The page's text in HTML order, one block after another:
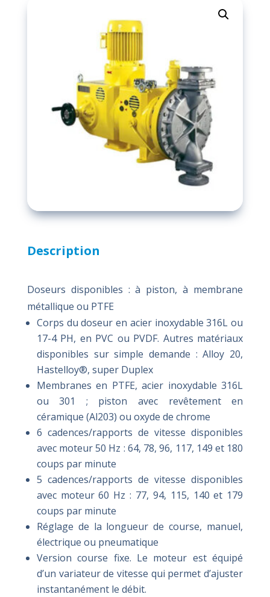
Description
Doseurs disponibles : à piston, à membrane
métallique ou PTFE
Corps du doseur en acier inoxydable 316L ou
17-4 PH, en PVC ou PVDF. Autres matériaux
disponibles sur simple demande : Alloy 20,
Hastelloy®, super Duplex
Membranes en PTFE, acier inoxydable 316L
ou 301 ; piston avec revêtement en
céramique (Al203) ou oxyde de chrome
6 cadences/rapports de vitesse disponibles
avec moteur 50 Hz : 64, 78, 96, 117, 149 et 180
coups par minute
5 cadences/rapports de vitesse disponibles
avec moteur 60 Hz : 77, 94, 115, 140 et 179
coups par minute
Réglage de la longueur de course, manuel,
électrique ou pneumatique
Version course fixe. Le moteur est équipé
d’un variateur de vitesse qui permet d’ajuster
instantanément le débit.